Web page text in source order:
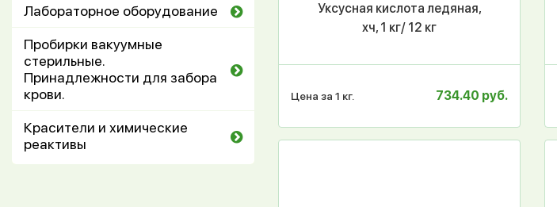
Лабораторное оборудование
Пробирки вакуумные
стерильные.
Принадлежности для забора
крови.
Красители и химические
реактивы
Уксусная кислота ледяная,
хч, 1 кг/ 12 кг
Цена за 1 кг. 734.40 руб.